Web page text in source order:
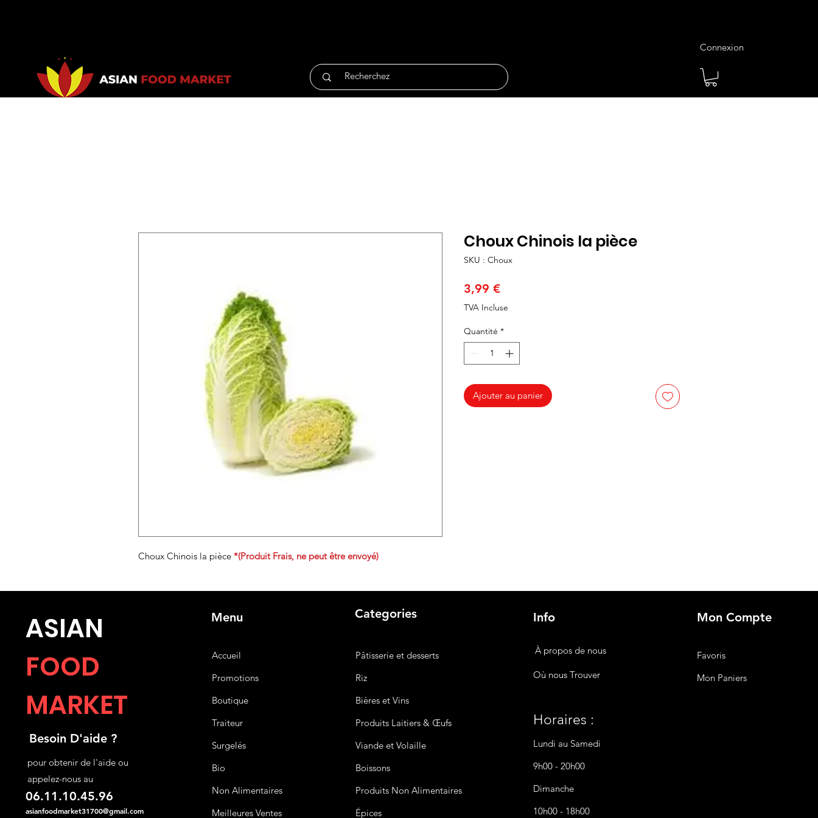
Connexion
Choux Chinois la pièce *(Produit Frais, ne peut être envoyé)
Choux Chinois la pièce
SKU : Choux
3,99 €Prix
TVA Incluse
Quantité *
Ajouter au panier
ASIAN
FOOD
MARKET
Besoin D'aide ?
pour obtenir de l'aide ou
appelez-nous au
06.11.10.45.96
asianfoodmarket31700@gmail.com
Menu
Accueil
Promotions
Boutique
Traiteur
Surgelés
Bio
Non Alimentaires
Meilleures Ventes
Categories
Pâtisserie et desserts
Riz
Bièreset Vins
Produits Laitiers & Œufs
Viande et Volaille
Boissons
Produits Non Alimentaires
Épices
Info
Où nous Trouver
Horaires :
Lundi au Samedi
9h00 - 20h00
Dimanche
10h00 - 18h00
À propos de nous
Mon Compte
Favoris
Mon Paniers